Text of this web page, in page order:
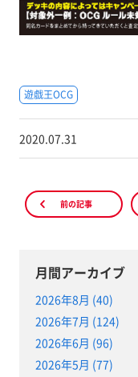
遊戯王OCG
2020.07.31
前の記事
月間アーカイブ
2026年8月 (40)
2026年7月 (124)
2026年6月 (96)
2026年5月 (77)